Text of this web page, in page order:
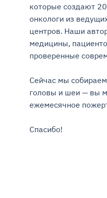
которые создают
онкологи из
центров. Наши
медицины,
проверенные
Сейчас мы
головы и шеи — вы
ежемесячное
Спасибо!